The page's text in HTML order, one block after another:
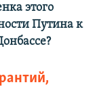
этого
Путина к